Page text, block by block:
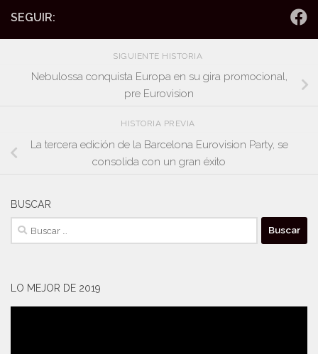
SEGUIR:
SIGUIENTE HISTORIA
Nebulossa conquista Europa en su gira promocional,
pre Eurovision
HISTORIA PREVIA
La tercera edición de la Barcelona Eurovision Party, se
consolida con un gran éxito
BUSCAR
Buscar:
LO MEJOR DE 2019